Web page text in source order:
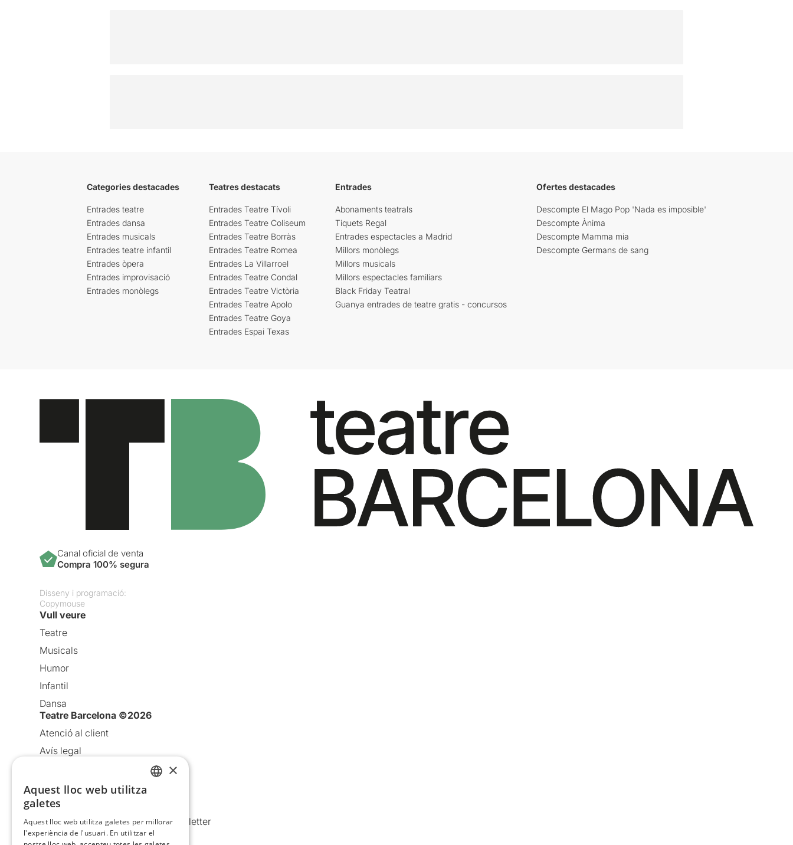
Categories destacades
Entrades teatre
Entrades dansa
Entrades musicals
Entrades teatre infantil
Entrades òpera
Entrades improvisació
Entrades monòlegs
Teatres destacats
Entrades Teatre Tívoli
Entrades Teatre Coliseum
Entrades Teatre Borràs
Entrades Teatre Romea
Entrades La Villarroel
Entrades Teatre Condal
Entrades Teatre Victòria
Entrades Teatre Apolo
Entrades Teatre Goya
Entrades Espai Texas
Entrades
Abonaments teatrals
Tiquets Regal
Entrades espectacles a Madrid
Millors monòlegs
Millors musicals
Millors espectacles familiars
Black Friday Teatral
Guanya entrades de teatre gratis - concursos
Ofertes destacades
Descompte El Mago Pop 'Nada es imposible'
Descompte Ànima
Descompte Mamma mia
Descompte Germans de sang
Canal oficial de venta
Compra 100% segura
Disseny i programació:
Copymouse
Vull veure
Teatre
Musicals
Humor
Infantil
Dansa
Teatre Barcelona ©2026
Atenció al client
Avís legal
Política de cookies
Condicions d’ús
Comunicacions comercials i Newsletter
Anuncia’t
×
Aquest lloc web utilitza
galetes
Aquest lloc web utilitza galetes per millorar
l'experiència de l'usuari. En utilitzar el